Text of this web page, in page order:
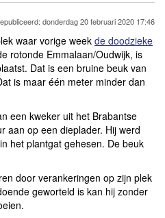
donderdag 20 februari 2020 17:46
waar vorige week de doodzieke
rotonde Emmalaan/Oudwijk, is
Dat is een bruine beuk van
is maar één meter minder dan
een kweker uit het Brabantse
aan op een dieplader. Hij werd
het plantgat gehesen. De beuk
door verankeringen op zijn plek
geworteld is kan hij zonder